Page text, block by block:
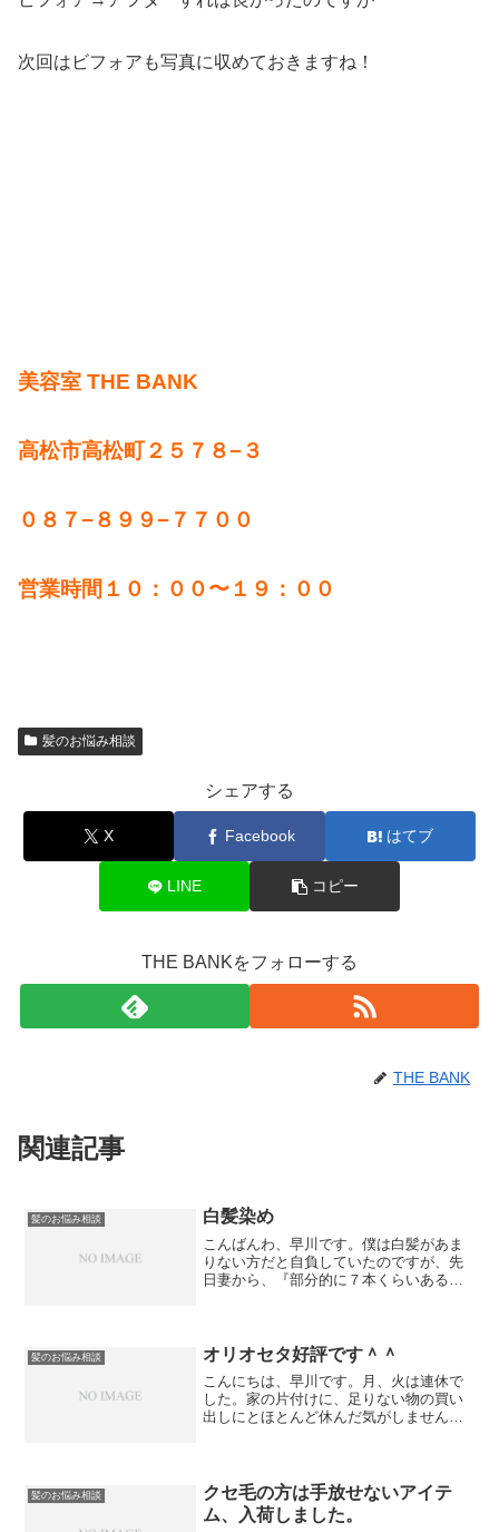
次回はビフォアも写真に収めておきますね！
美容室 THE BANK
高松市高松町２５７８−３
０８７−８９９−７７００
営業時間１０：００〜１９：００
髪のお悩み相談
シェアする
X Facebook はてブ
LINE コピー
THE BANKをフォローする
THE BANK
関連記事
髪のお悩み相談 白髪染め
こんばんわ、早川です。僕は白髪があま
りない方だと自負していたのですが、先
日妻から、『部分的に７本くらいある
うと少し抵抗がありますよね...
髪のお悩み相談 オリオセタ好評です＾＾
こんにちは、早川です。月、火は連休で
した。家の片付けに、足りない物の買い
出しにとほとんど休んだ気がしません＾
オリオセタトリートメント...
髪のお悩み相談
クセ毛の方は手放せないアイテ
ム、入荷しました。